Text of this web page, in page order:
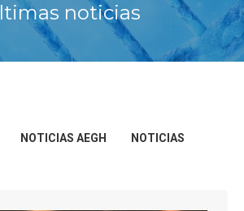
noticias
NOTICIAS AEGH NOTICIAS